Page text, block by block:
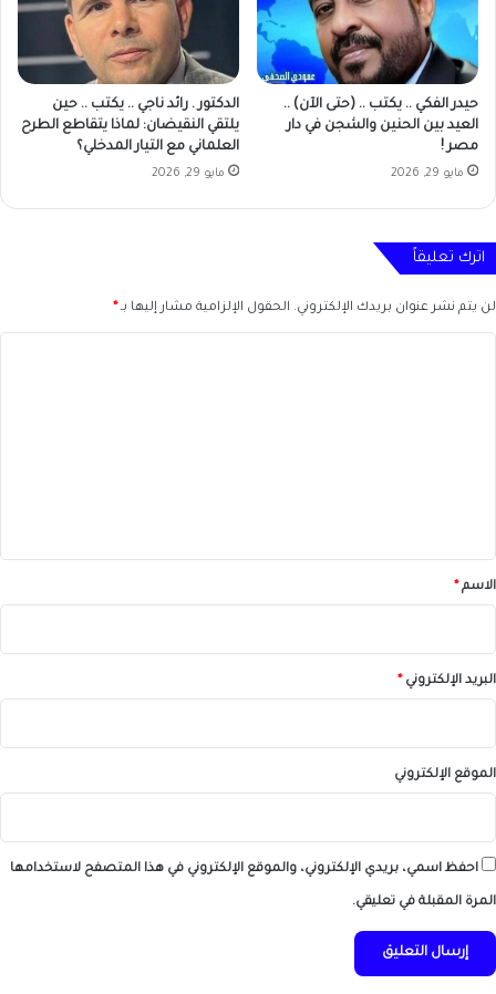
حيدر الفكي .. يكتب .. (حتى الآن) ..
العيد بين الحنين والشجن في دار
مصر !
مايو 29, 2026
الدكتور . رائد ناجي‎ .. يكتب .. حين
يلتقي النقيضان: لماذا يتقاطع الطرح
العلماني مع التيار المدخلي؟
مايو 29, 2026
اترك تعليقاً
لن يتم نشر عنوان بريدك الإلكتروني. الحقول الإلزامية مشار إليها بـ*
*الاسم*
البريد الإلكتروني*
الموقع الإلكتروني
احفظ اسمي، بريدي الإلكتروني، والموقع الإلكتروني في هذا المتصفح لاستخدامها
المرة المقبلة في تعليقي.